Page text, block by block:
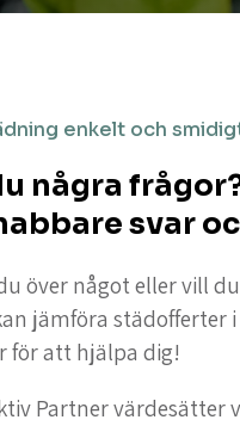
enkelt och
några
svar
över något eller vill
jämföra städofferter i
för att hjälpa dig!
Partner värdesätter